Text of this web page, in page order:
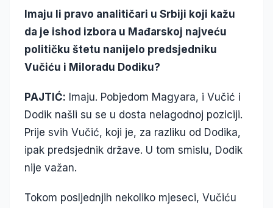
Imaju li pravo analitičari u Srbiji koji kažu
da je ishod izbora u Mađarskoj najveću
političku štetu nanijelo predsjedniku
Vučiću i Miloradu Dodiku?
PAJTIĆ: Imaju. Pobjedom Magyara, i Vučić i
Dodik našli su se u dosta nelagodnoj poziciji.
Prije svih Vučić, koji je, za razliku od Dodika,
ipak predsjednik države. U tom smislu, Dodik
nije važan.
Tokom posljednjih nekoliko mjeseci, Vučiću